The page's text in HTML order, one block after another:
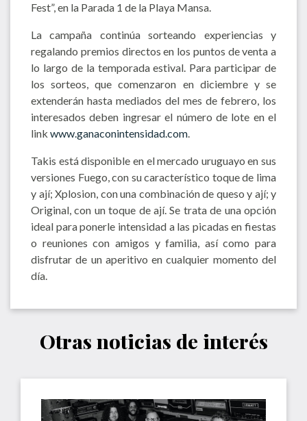
Fest”, en la Parada 1 de la Playa Mansa.
La campaña continúa sorteando experiencias y
regalando premios directos en los puntos de venta a
lo largo de la temporada estival. Para participar de
los sorteos, que comenzaron en diciembre y se
extenderán hasta mediados del mes de febrero, los
interesados deben ingresar el número de lote en el
link www.ganaconintensidad.com.
Takis está disponible en el mercado uruguayo en sus
versiones Fuego, con su característico toque de lima
y ají; Xplosion, con una combinación de queso y ají; y
Original, con un toque de ají. Se trata de una opción
ideal para ponerle intensidad a las picadas en fiestas
o reuniones con amigos y familia, así como para
disfrutar de un aperitivo en cualquier momento del
día.
Otras noticias de interés